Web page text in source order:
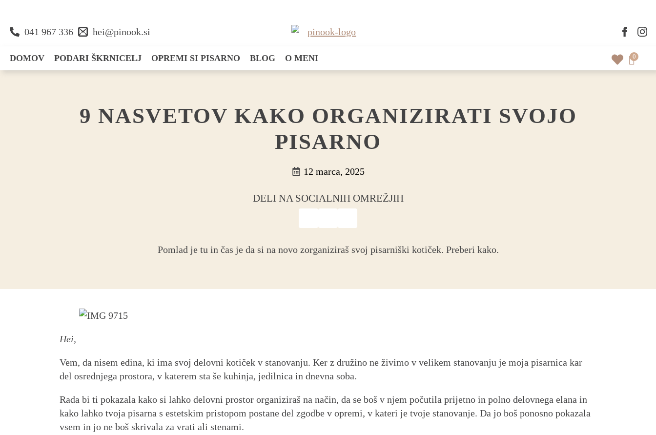
041 967 336 hei@pinook.si
DOMOV PODARI ŠKRNICELJ
Voščilnice
OPREMI SI PISARNO
Dekoriram
BLOG O MENI 0
9 NASVETOV KAKO ORGANIZIRATI SVOJO
PISARNO
12 marca, 2025
DELI NA SOCIALNIH OMREŽJIH
Pomlad je tu in čas je da si na novo zorganiziraš svoj pisarniški kotiček. Preberi kako.
Hei,
Vem, da nisem edina, ki ima svoj delovni kotiček v stanovanju. Ker z družino ne živimo v velikem stanovanju je moja pisarnica kar
del osrednjega prostora, v katerem sta še kuhinja, jedilnica in dnevna soba.
Rada bi ti pokazala kako si lahko delovni prostor organiziraš na način, da se boš v njem počutila prijetno in polno delovnega elana in
kako lahko tvoja pisarna s estetskim pristopom postane del zgodbe v opremi, v kateri je tvoje stanovanje. Da jo boš ponosno pokazala
vsem in jo ne boš skrivala za vrati ali stenami.